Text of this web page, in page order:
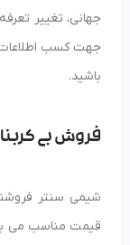
جهانی، تغییر
جهت کسب اطلاعات
باشید.
فروش بی
شیمی سنتر
قیمت مناسب می